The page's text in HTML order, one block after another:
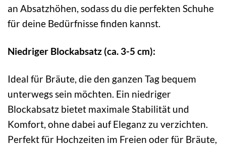
an Absatzhöhen, sodass du die perfekten Schuhe
für deine Bedürfnisse finden kannst.
Niedriger Blockabsatz (ca. 3-5 cm):
Ideal für Bräute, die den ganzen Tag bequem
unterwegs sein möchten. Ein niedriger
Blockabsatz bietet maximale Stabilität und
Komfort, ohne dabei auf Eleganz zu verzichten.
Perfekt für Hochzeiten im Freien oder für Bräute,